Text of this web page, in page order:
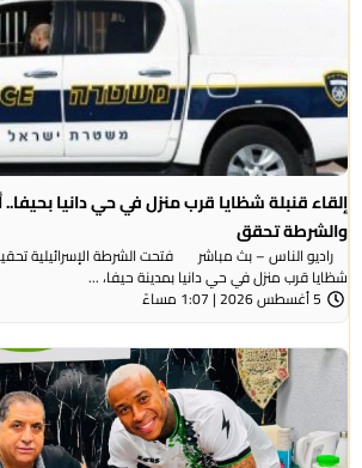
إلقاء قنبلة شظايا قرب منزل في حي دانيا بحيفا..
والشرطة تحقق
راديو الناس – بث مباشر فتحت الشرطة الإسرائيلية
شظايا قرب منزل في حي دانيا بمدينة حيفا، ...
5 أغسطس 2026 | 1:07 مساءً